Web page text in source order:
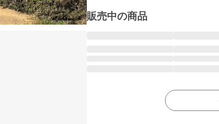
販売中の商品